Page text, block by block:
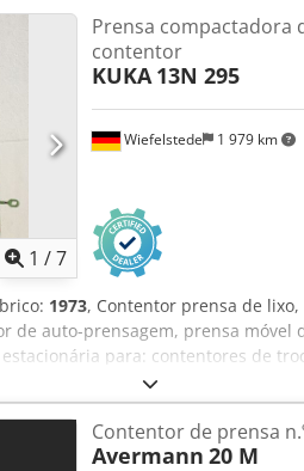
1 /7
Wiefelstede 1 979 km
Prensa compactadora
contentor
KUKA 13N 295
1973, Contentor prensa de
de auto-prensagem, prensa móvel
para: contentores de
-Procedimento de prensagem:
segurança: na caixa de inserção -
de transporte: 2100 x
testada
Contentor de prensa
Avermann 20 M